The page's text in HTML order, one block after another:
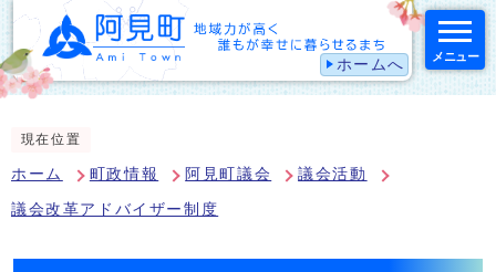
ホームへ メニュー
現在位置
ホーム 町政情報 阿見町議会 議会活動
議会改革アドバイザー制度